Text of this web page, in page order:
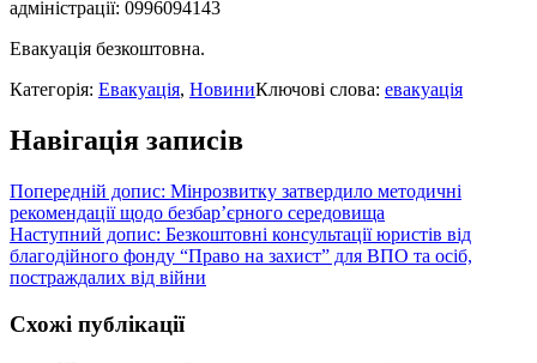
адміністрації: 0996094143
Евакуація безкоштовна.
Категорія: Евакуація, НовиниКлючові слова: евакуація
Навігація записів
Попередній допис: Мінрозвитку затвердило методичні
рекомендації щодо безбар’єрного середовища
Наступний допис: Безкоштовні консультації юристів від
благодійного фонду “Право на захист” для ВПО та осіб,
постраждалих від війни
Схожі публікації